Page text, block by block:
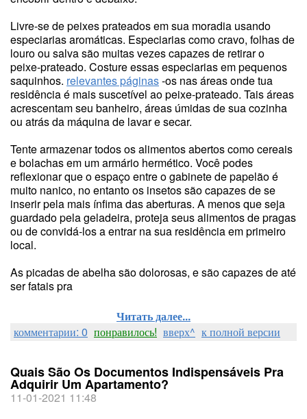
Livre-se de peixes prateados em sua moradia usando
especiarias aromáticas. Especiarias como cravo, folhas de
louro ou salva são muitas vezes capazes de retirar o
peixe-prateado. Costure essas especiarias em pequenos
saquinhos. relevantes páginas-os nas áreas onde tua
residência é mais suscetível ao peixe-prateado. Tais áreas
acrescentam seu banheiro, áreas úmidas de sua cozinha
ou atrás da máquina de lavar e secar.
Tente armazenar todos os alimentos abertos como cereais
e bolachas em um armário hermético. Você podes
reflexionar que o espaço entre o gabinete de papelão é
muito nanico, no entanto os insetos são capazes de se
inserir pela mais ínfima das aberturas. A menos que seja
guardado pela geladeira, proteja seus alimentos de pragas
ou de convidá-los a entrar na sua residência em primeiro
local.
As picadas de abelha são dolorosas, e são capazes de até
ser fatais pra
Читать далее...
комментарии: 0 понравилось! вверх^ к полной версии
Quais São Os Documentos Indispensáveis Pra
Adquirir Um Apartamento?
11-01-2021 11:48